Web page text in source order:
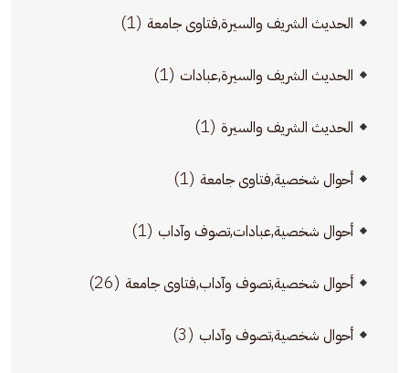
الحديث الشريف والسيرة,فتاوى جامعة (1)
الحديث الشريف والسيرة,عبادات (1)
الحديث الشريف والسيرة (1)
أحوال شخصية,فتاوى جامعة (1)
أحوال شخصية,عبادات,تصوف وآداب (1)
أحوال شخصية,تصوف وآداب,فتاوى جامعة (26)
أحوال شخصية,تصوف وآداب (3)